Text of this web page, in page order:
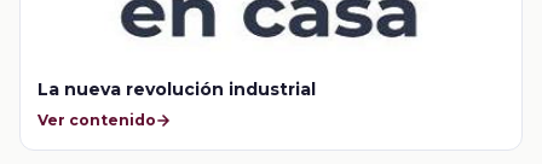
La nueva revolución industrial
Ver contenido